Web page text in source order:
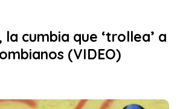
la cumbia que ‘trollea’ a
(VIDEO)